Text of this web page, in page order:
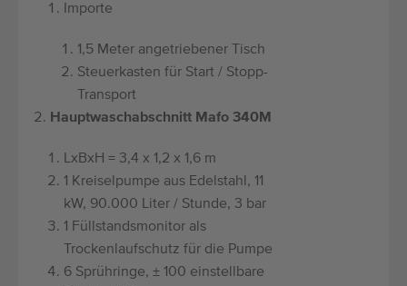
Importe
1,5 Meter angetriebener Tisch
Steuerkasten für Start / Stopp-
Transport
Hauptwaschabschnitt Mafo 340M
LxBxH = 3,4 x 1,2 x 1,6 m
1 Kreiselpumpe aus Edelstahl, 11
kW, 90.000 Liter / Stunde, 3 bar
1 Füllstandsmonitor als
Trockenlaufschutz für die Pumpe
6 Sprühringe, ± 100 einstellbare